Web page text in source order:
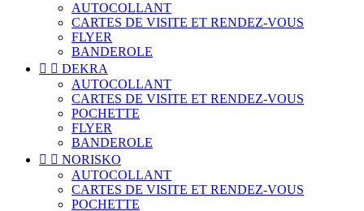
AUTOCOLLANT
CARTES DE VISITE ET RENDEZ-VOUS
FLYER
BANDEROLE
  DEKRA
AUTOCOLLANT
CARTES DE VISITE ET RENDEZ-VOUS
POCHETTE
FLYER
BANDEROLE
  NORISKO
AUTOCOLLANT
CARTES DE VISITE ET RENDEZ-VOUS
POCHETTE